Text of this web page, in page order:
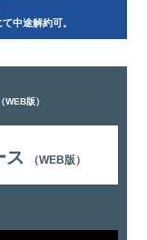
中途解約可。
（WEB版）
ス （WEB版）